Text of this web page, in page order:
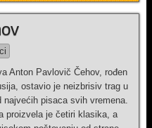
Anton Pavlovič Čehov, rođen
ostavio je neizbrisiv trag u
pisaca svih vremena.
proizvela je četiri klasika, a